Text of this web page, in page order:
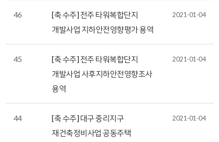
46
[축 수주] 전주 타워복합단지
개발사업 지하안전영향평가 용역
2021-01-04
45
[축 수주] 전주 타워복합단지
개발사업 사후지하안전영향조사
용역
2021-01-04
44
[축 수주] 대구 중리지구
재건축정비사업 공동주택
2021-01-04